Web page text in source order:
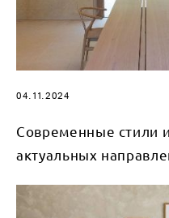
04.11.2024
Современные стили
актуальных